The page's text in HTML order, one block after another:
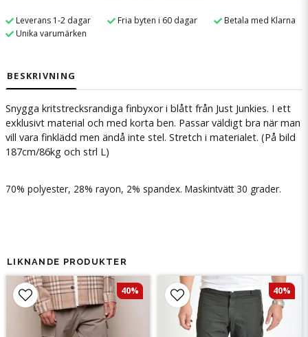
Leverans 1-2 dagar Fria byten i 60 dagar
Betala med Klarna
Unika varumärken
BESKRIVNING
Snygga kritstrecksrandiga finbyxor i blått från Just Junkies. I ett
exklusivt material och med korta ben. Passar väldigt bra när man
vill vara finklädd men ändå inte stel. Stretch i materialet. (På bild
187cm/86kg och strl L)
70% polyester, 28% rayon, 2% spandex. Maskintvätt 30 grader.
LIKNANDE PRODUKTER
40% 40%